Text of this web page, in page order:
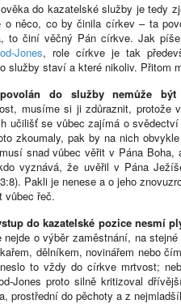
do kazatelské služby je tedy
o něco, co by činila církev – ta
to činí věčný Pán církve. Jak
Jones, role církve je tak
služby staví a které nikoliv. Přitom
povolán do služby nemůže být
musíme si ji zdůraznit, protože
učilišť se vůbec zajímá o
zkoumaly, pak by na nich
snad vůbec věřit v Pána
vyznává, že uvěřil v Pána
Pakli je nenese a o jeho
vůbec řeč.
do kazatelské pozice nesmí
nejde o výběr zaměstnání, na
dělníkem, novinářem nebo
to vždy do církve mrtvost;
Jones proto silně kritizoval
prostřední do pěchoty a z